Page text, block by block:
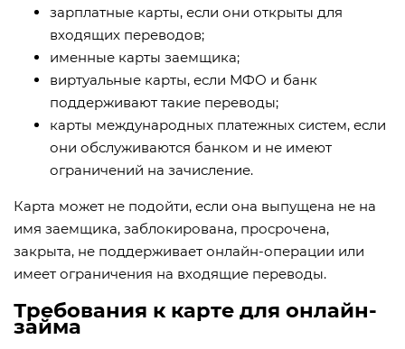
зарплатные карты, если они открыты для
входящих переводов;
именные карты заемщика;
виртуальные карты, если МФО и банк
поддерживают такие переводы;
карты международных платежных систем, если
они обслуживаются банком и не имеют
ограничений на зачисление.
Карта может не подойти, если она выпущена не на
имя заемщика, заблокирована, просрочена,
закрыта, не поддерживает онлайн-операции или
имеет ограничения на входящие переводы.
Требования к карте для онлайн-
займа